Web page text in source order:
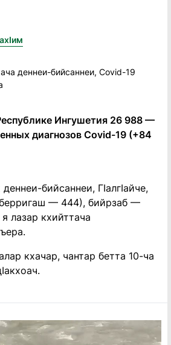
Ингушетия 26 988 —
диагнозов Covid-19 (+84
бийсаннеи, ГIалгIайче,
— 444), бийрзаб —
лазар кхийттача
кхачар, чантар бетта 10-ча